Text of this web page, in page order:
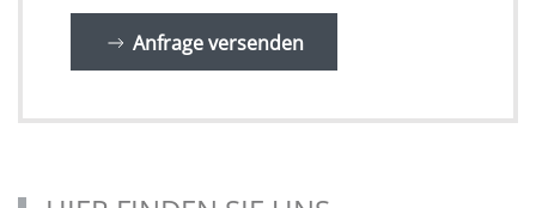
Anfrage versenden